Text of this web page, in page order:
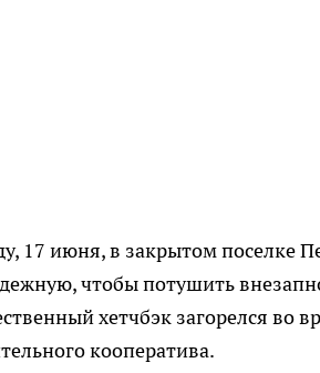
17 июня, в закрытом поселке
чтобы потушить
хетчбэк загорелся во
кооператива.